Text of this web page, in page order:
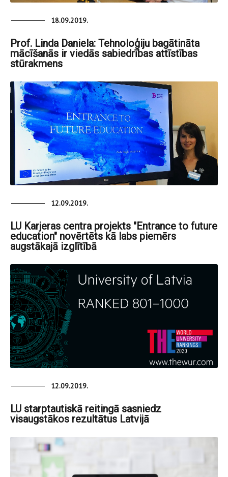
18.09.2019.
Prof. Linda Daniela: Tehnoloģiju bagātināta
mācīšanās ir viedās sabiedrības attīstības
stūrakmens
12.09.2019.
LU Karjeras centra projekts "Entrance to future
education" novērtēts kā labs piemērs
augstākajā izglītībā
12.09.2019.
LU starptautiskā reitingā sasniedz
visaugstākos rezultātus Latvijā